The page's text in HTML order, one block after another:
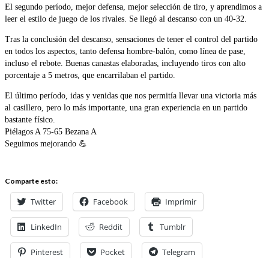
El segundo período, mejor defensa, mejor selección de tiro, y aprendimos a
leer el estilo de juego de los rivales. Se llegó al descanso con un 40-32.
Tras la conclusión del descanso, sensaciones de tener el control del partido
en todos los aspectos, tanto defensa hombre-balón, como línea de pase,
incluso el rebote. Buenas canastas elaboradas, incluyendo tiros con alto
porcentaje a 5 metros, que encarrilaban el partido.
El último período, idas y venidas que nos permitía llevar una victoria más
al casillero, pero lo más importante, una gran experiencia en un partido
bastante físico.
Piélagos A 75-65 Bezana A
Seguimos mejorando 💪
Comparte esto:
Twitter Facebook Imprimir
LinkedIn Reddit Tumblr
Pinterest Pocket Telegram